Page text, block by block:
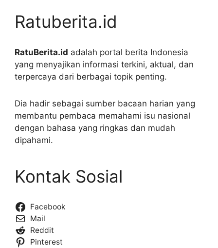
Ratuberita.id
RatuBerita.id adalah portal berita Indonesia
yang menyajikan informasi terkini, aktual, dan
terpercaya dari berbagai topik penting.
Dia hadir sebagai sumber bacaan harian yang
membantu pembaca memahami isu nasional
dengan bahasa yang ringkas dan mudah
dipahami.
Kontak Sosial
Facebook
Mail
Reddit
Pinterest